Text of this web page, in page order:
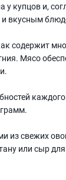
купцов и,
и вкусным
содержит
Мясо
из свежих
или сыр